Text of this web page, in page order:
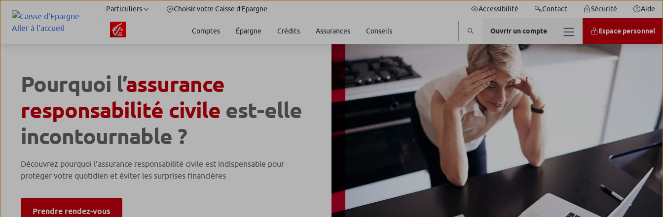
Particuliers Choisir votre Caisse d'Epargne Accessibilité Contact Sécurité Aide
Comptes Épargne Crédits Assurances Conseils Ouvrir un compte Espace personnel
Pourquoi l’assurance
responsabilité civile est-elle
incontournable ?
Découvrez pourquoi l’assurance responsabilité civile est indispensable pour
protéger votre quotidien et éviter les surprises financières
Prendre rendez-vous